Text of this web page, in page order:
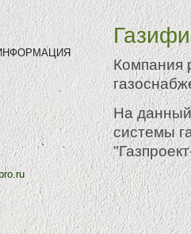
Компания
На
системы